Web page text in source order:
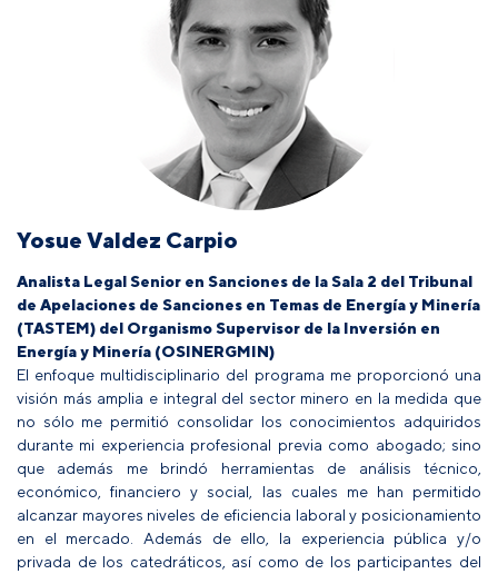
Yosue Valdez Carpio
Analista Legal Senior en Sanciones de la Sala 2 del Tribunal
de Apelaciones de Sanciones en Temas de Energía y Minería
(TASTEM) del Organismo Supervisor de la Inversión en
Energía y Minería (OSINERGMIN)
El enfoque multidisciplinario del programa me proporcionó una
visión más amplia e integral del sector minero en la medida que
no sólo me permitió consolidar los conocimientos adquiridos
durante mi experiencia profesional previa como abogado; sino
que además me brindó herramientas de análisis técnico,
económico, financiero y social, las cuales me han permitido
alcanzar mayores niveles de eficiencia laboral y posicionamiento
en el mercado. Además de ello, la experiencia pública y/o
privada de los catedráticos, así como de los participantes del